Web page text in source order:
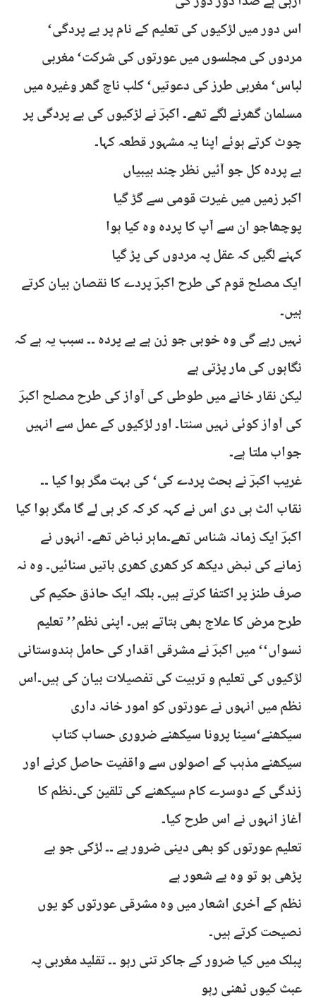
اس دور میں لڑکیوں کی تعلیم کے نام پر بے پردگی‘
مردوں کی مجلسوں میں عورتوں کی شرکت‘ مغربی
لباس‘ مغربی طرز کی دعوتیں‘ کلب ناچ گھر وغیرہ میں
مسلمان گھرنے لگے تھے۔ اکبرؔ نے لڑکیوں کی بے پردگی پر
چوٹ کرتے ہوئے اپنا یہ مشہور قطعہ کہا۔
بے پردہ کل جو آئیں نظر چند بیبیاں
اکبر زمیں میں غیرت قومی سے گڑ گیا
پوچھاجو ان سے آپ کا پردہ وہ کیا ہوا
کہنے لگیں کہ عقل پہ مردوں کی پڑ گیا
ایک مصلح قوم کی طرح اکبرؔ پردے کا نقصان بیان کرتے
ہیں۔
نہیں رہے گی وہ خوبی جو زن ہے بے پردہ ۔۔ سبب یہ ہے کہ
نگاہوں کی مار پڑتی ہے
لیکن نقار خانے میں طوطی کی آواز کی طرح مصلح اکبرؔ
کی آواز کوئی نہیں سنتا۔ اور لڑکیوں کے عمل سے انہیں
جواب ملتا ہے۔
غریب اکبرؔ نے بحث پردے کی‘ کی بہت مگر ہوا کیا ۔۔
نقاب الٹ ہی دی اس نے کہہ کر کہ کر ہی لے گا مگر ہوا کیا
اکبرؔ ایک زمانہ شناس تھے۔ماہر نباض تھے۔ انہوں نے
زمانے کی نبض دیکھ کر کھری کھری باتیں سنائیں۔ وہ نہ
صرف طنز پر اکتفا کرتے ہیں۔ بلکہ ایک حاذق حکیم کی
طرح مرض کا علاج بھی بتاتے ہیں۔ اپنی نظم’’ تعلیم
نسواں‘‘ میں اکبرؔ نے مشرقی اقدار کی حامل ہندوستانی
لڑکیوں کی تعلیم و تربیت کی تفصیلات بیان کی ہیں۔اس
نظم میں انہوں نے عورتوں کو امور خانہ داری
سیکھنے‘سینا پرونا سیکھنے ضروری حساب کتاب
سیکھنے مذہب کے اصولوں سے واقفیت حاصل کرنے اور
زندگی کے دوسرے کام سیکھنے کی تلقین کی۔نظم کا
آغاز انہوں نے اس طرح کیا۔
تعلیم عورتوں کو بھی دینی ضرور ہے ۔۔ لڑکی جو بے
پڑھی ہو تو وہ بے شعور ہے
نظم کے آخری اشعار میں وہ مشرقی عورتوں کو یوں
نصیحت کرتے ہیں۔
پبلک میں کیا ضرور کے جاکر تنی رہو ۔۔ تقلید مغربی پہ
عبث کیوں ٹھنی رہو